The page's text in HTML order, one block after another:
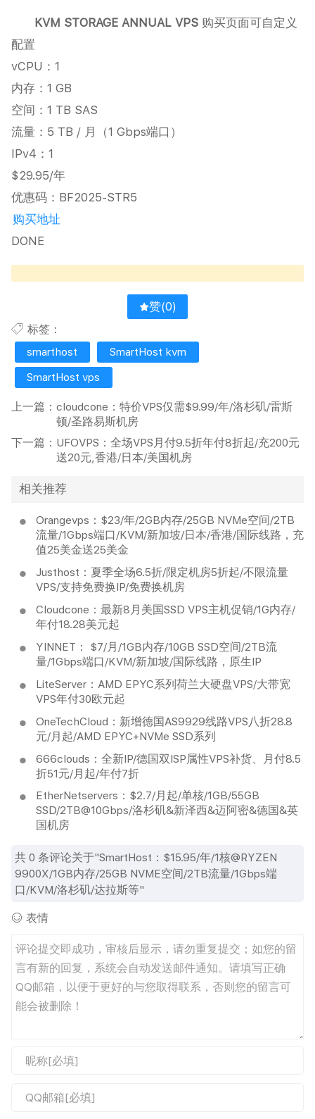
KVM STORAGE ANNUAL VPS购买页面可自定义
配置
vCPU：1
内存：1 GB
空间：1 TB SAS
流量：5 TB / 月（1 Gbps端口）
IPv4：1
$29.95/年
优惠码：BF2025-STR5
购买地址
DONE
赞(0)
标签：
smarthost
SmartHost kvm
SmartHost vps
上一篇： cloudcone：特价VPS仅需$9.99/年/洛杉矶/雷斯
顿/圣路易斯机房
下一篇： UFOVPS：全场VPS月付9.5折年付8折起/充200元
送20元,香港/日本/美国机房
相关推荐
Orangevps：$23/年/2GB内存/25GB NVMe空间/2TB
流量/1Gbps端口/KVM/新加坡/日本/香港/国际线路，充
值25美金送25美金
Justhost：夏季全场6.5折/限定机房5折起/不限流量
VPS/支持免费换IP/免费换机房
Cloudcone：最新8月美国SSD VPS主机促销/1G内存/
年付18.28美元起
YINNET： $7/月/1GB内存/10GB SSD空间/2TB流
量/1Gbps端口/KVM/新加坡/国际线路，原生IP
LiteServer：AMD EPYC系列荷兰大硬盘VPS/大带宽
VPS年付30欧元起
OneTechCloud：新增德国AS9929线路VPS八折28.8
元/月起/AMD EPYC+NVMe SSD系列
666clouds：全新IP/德国双ISP属性VPS补货、月付8.5
折51元/月起/年付7折
EtherNetservers：$2.7/月起/单核/1GB/55GB
SSD/2TB@10Gbps/洛杉矶&新泽西&迈阿密&德国&英
国机房
共0 条评论关于"SmartHost：$15.95/年/1核@RYZEN
9900X/1GB内存/25GB NVME空间/2TB流量/1Gbps端
口/KVM/洛杉矶/达拉斯等"
表情